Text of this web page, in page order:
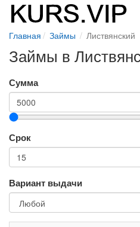
Главная Займы Листвянский
Займы в
Сумма
Срок
Вариант выдачи